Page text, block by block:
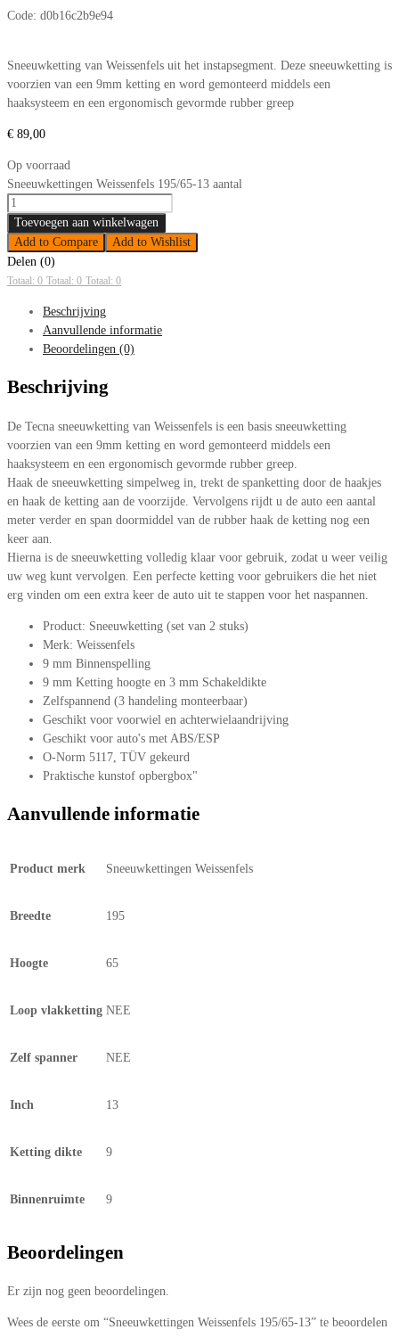
Code: d0b16c2b9e94
Sneeuwketting van Weissenfels uit het instapsegment. Deze sneeuwketting is
voorzien van een 9mm ketting en word gemonteerd middels een
haaksysteem en een ergonomisch gevormde rubber greep
€ 89,00
Op voorraad
Sneeuwkettingen Weissenfels 195/65-13 aantal
Toevoegen aan winkelwagen
Add to Compare
Add to Wishlist
Delen (0)
Totaal: 0 Totaal: 0 Totaal: 0
Beschrijving
Aanvullende informatie
Beoordelingen (0)
Beschrijving
De Tecna sneeuwketting van Weissenfels is een basis sneeuwketting
voorzien van een 9mm ketting en word gemonteerd middels een
haaksysteem en een ergonomisch gevormde rubber greep.
Haak de sneeuwketting simpelweg in, trekt de spanketting door de haakjes
en haak de ketting aan de voorzijde. Vervolgens rijdt u de auto een aantal
meter verder en span doormiddel van de rubber haak de ketting nog een
keer aan.
Hierna is de sneeuwketting volledig klaar voor gebruik, zodat u weer veilig
uw weg kunt vervolgen. Een perfecte ketting voor gebruikers die het niet
erg vinden om een extra keer de auto uit te stappen voor het naspannen.
Product: Sneeuwketting (set van 2 stuks)
Merk: Weissenfels
9 mm Binnenspelling
9 mm Ketting hoogte en 3 mm Schakeldikte
Zelfspannend (3 handeling monteerbaar)
Geschikt voor voorwiel en achterwielaandrijving
Geschikt voor auto's met ABS/ESP
O-Norm 5117, TÜV gekeurd
Praktische kunstof opbergbox"
Aanvullende informatie
Product merk Sneeuwkettingen Weissenfels
Breedte 195
Hoogte 65
Loop vlakketting NEE
Zelf spanner NEE
Inch 13
Ketting dikte 9
Binnenruimte 9
Beoordelingen
Er zijn nog geen beoordelingen.
Wees de eerste om “Sneeuwkettingen Weissenfels 195/65-13” te beoordelen